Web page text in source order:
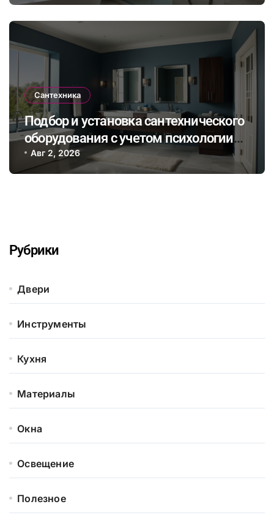
Сантехника
Подбор и установка сантехнического
оборудования с учетом психологии
цвета для создания уютной ванной
комнаты
Авг 2, 2026
Рубрики
Двери
Инструменты
Кухня
Материалы
Окна
Освещение
Полезное